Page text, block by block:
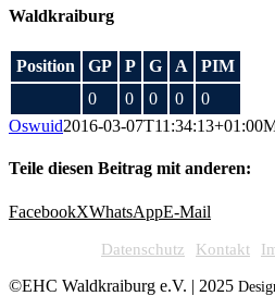
Waldkraiburg
Position GP P G A
PIM
0
0 0 0
0
Oswuid2016-03-07T11:34:13+01:00
Teile diesen Beitrag mit anderen:
FacebookXWhatsAppE-Mail
Datenschutz Kontakt
©EHC Waldkraiburg e.V. | 2025